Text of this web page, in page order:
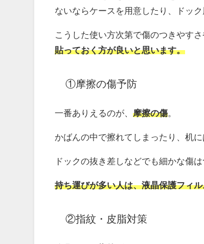
ないならケースを用意したり、ドッ
こうした使い方次第で傷のつきやす
貼っておく方が良いと思います。
①摩擦の傷予防
一番ありえるのが、摩擦の傷
かばんの中で擦れてしまったり、机
ドックの抜き差しなどでも細かな傷
持ち運びが多い人は、液晶保護フィ
②指紋・皮脂対策